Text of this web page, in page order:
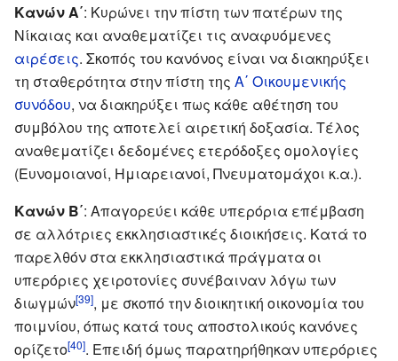
Κανών Α΄: Κυρώνει την πίστη των πατέρων της
Νίκαιας και αναθεματίζει τις αναφυόμενες
αιρέσεις. Σκοπός του κανόνος είναι να διακηρύξει
τη σταθερότητα στην πίστη της Α΄ Οικουμενικής
συνόδου, να διακηρύξει πως κάθε αθέτηση του
συμβόλου της αποτελεί αιρετική δοξασία. Τέλος
αναθεματίζει δεδομένες ετερόδοξες ομολογίες
(Ευνομοιανοί, Ημιαρειανοί, Πνευματομάχοι κ.α.).
Κανών Β΄: Απαγορεύει κάθε υπερόρια επέμβαση
σε αλλότριες εκκλησιαστικές διοικήσεις. Κατά το
παρελθόν στα εκκλησιαστικά πράγματα οι
υπερόριες χειροτονίες συνέβαιναν λόγω των
διωγμών[39], με σκοπό την διοικητική οικονομία του
ποιμνίου, όπως κατά τους αποστολικούς κανόνες
ορίζετο[40]. Επειδή όμως παρατηρήθηκαν υπερόριες